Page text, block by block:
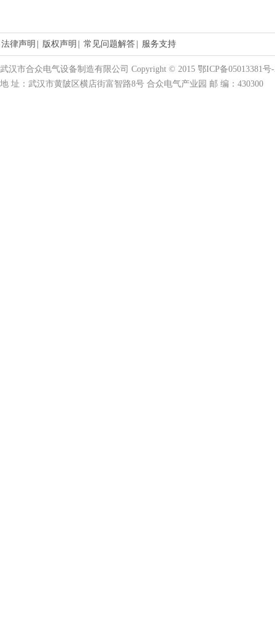
法律声明 版权声明 常见问题解答 服务支持
武汉市合众电气设备制造有限公司 Copyright © 2015 鄂ICP备05013381号
地 址：武汉市黄陂区横店街富智路8号 合众电气产业园 邮 编：430300